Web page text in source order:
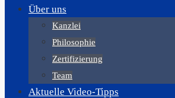
Über uns
Kanzlei
Philosophie
Zertifizierung
Team
Aktuelle Video-Tipps